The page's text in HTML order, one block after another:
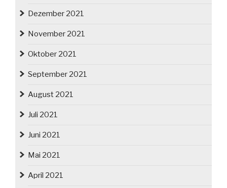
Dezember 2021
November 2021
Oktober 2021
September 2021
August 2021
Juli 2021
Juni 2021
Mai 2021
April 2021